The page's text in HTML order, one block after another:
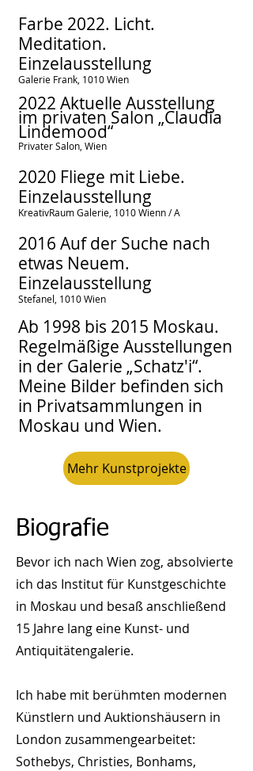
Farbe 2022. Licht.
Meditation.
Einzelausstellung
Galerie Frank, 1010 Wien
2022 Aktuelle Ausstellung
im privaten Salon „Claudia
Lindemood“
Privater Salon, Wien
2020 Fliege mit Liebe.
Einzelausstellung
KreativRaum Galerie, 1010 Wienn / A
2016 Auf der Suche nach
etwas Neuem.
Einzelausstellung
Stefanel, 1010 Wien
Ab 1998 bis 2015 Moskau.
Regelmäßige Ausstellungen
in der Galerie „Schatz'i“.
Meine Bilder befinden sich
in Privatsammlungen in
Moskau und Wien.
Mehr Kunstprojekte
Biografie
Bevor ich nach Wien zog, absolvierte
ich das Institut für Kunstgeschichte
in Moskau und besaß anschließend
15 Jahre lang eine Kunst- und
Antiquitätengalerie.
Ich habe mit berühmten modernen
Künstlern und Auktionshäusern in
London zusammengearbeitet:
Sothebys, Christies, Bonhams,